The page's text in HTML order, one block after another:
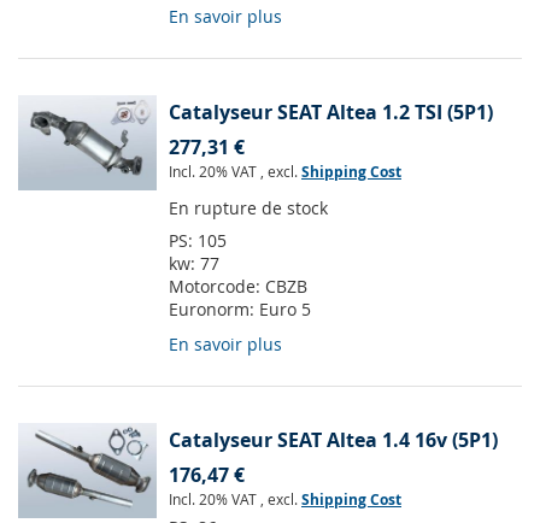
En savoir plus
Catalyseur SEAT Altea 1.2 TSI (5P1)
277,31 €
Incl. 20% VAT , excl.Shipping Cost
En rupture de stock
PS: 105
kw: 77
Motorcode: CBZB
Euronorm: Euro 5
En savoir plus
Catalyseur SEAT Altea 1.4 16v (5P1)
176,47 €
Incl. 20% VAT , excl.Shipping Cost